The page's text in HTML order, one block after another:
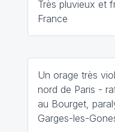
Très pluvieux et
France
Un orage très
nord de Paris -
au Bourget,
Garges-les-